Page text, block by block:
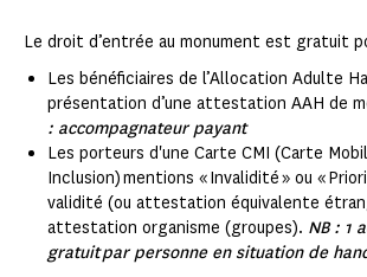
Le droit d’entrée au monument est gratuit
Les bénéficiaires de l’Allocation Adulte
présentation d’une attestation AAH de
: accompagnateur payant
Les porteurs d'une Carte CMI (Carte
Inclusion) mentions « Invalidité » ou «
validité (ou attestation équivalente
attestation organisme (groupes). NB : 1
gratuit par personne en situation de